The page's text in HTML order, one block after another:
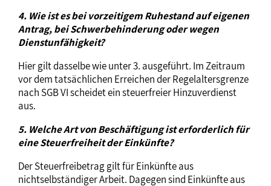
4. Wie ist es bei vorzeitigem Ruhestand auf eigenen
Antrag, bei Schwerbehinderung oder wegen
Dienstunfähigkeit?
Hier gilt dasselbe wie unter 3. ausgeführt. Im Zeitraum
vor dem tatsächlichen Erreichen der Regelaltersgrenze
nach SGB VI scheidet ein steuerfreier Hinzuverdienst
aus.
5. Welche Art von Beschäftigung ist erforderlich für
eine Steuerfreiheit der Einkünfte?
Der Steuerfreibetrag gilt für Einkünfte aus
nichtselbständiger Arbeit. Dagegen sind Einkünfte aus